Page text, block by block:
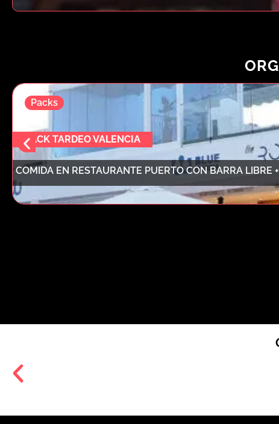
Packs
PACK TARDEO VALENCIA
COMIDA EN RESTAURANTE PUERTO CON BARRA LIBRE